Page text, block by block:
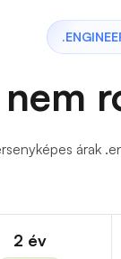
árak
2 év